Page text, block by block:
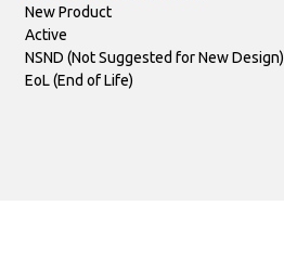
New Product
Active
NSND (Not Suggested for New Design)
EoL (End of Life)